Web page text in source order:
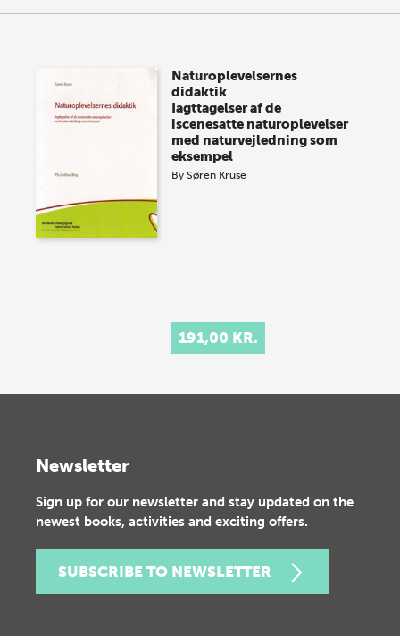
Naturoplevelsernes
didaktik
Iagttagelser af de
iscenesatte naturoplevelser
med naturvejledning som
eksempel
BySøren Kruse
191,00 KR.
Newsletter
Sign up for our newsletter and stay updated on the
newest books, activities and exciting offers.
SUBSCRIBE TO NEWSLETTER